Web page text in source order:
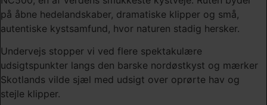
på åbne hedelandskaber, dramatiske klipper og små,
autentiske kystsamfund, hvor naturen stadig hersker.
Undervejs stopper vi ved flere spektakulære
udsigtspunkter langs den barske nordøstkyst og mærker
Skotlands vilde sjæl med udsigt over oprørte hav og
stejle klipper.